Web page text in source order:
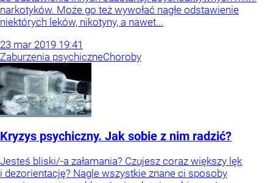
narkotyków. Może go też wywołać nagłe odstawienie
niektórych leków, nikotyny, a nawet...
23 mar 2019 19:41
Zaburzenia psychiczneChoroby
Kryzys psychiczny. Jak sobie z nim radzić?
Jesteś bliski/-a załamania? Czujesz coraz większy lęk
i dezorientację? Nagle wszystkie znane ci sposoby